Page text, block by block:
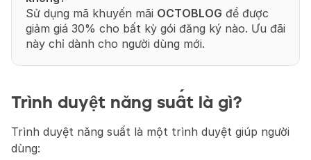
Sử dụng mã khuyến mãi OCTOBLOG để được
giảm giá 30% cho bất kỳ gói đăng ký nào. Ưu đãi
này chỉ dành cho người dùng mới.
Trình duyệt năng suất là gì?
Trình duyệt năng suất là một trình duyệt giúp người
dùng: